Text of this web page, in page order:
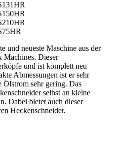
und neueste Maschine aus der
Machines. Dieser
und ist komplett neu
Abmessungen ist er sehr
sehr gering. Das
selbst an kleine
Dabei bietet auch dieser
Heckenschneider.